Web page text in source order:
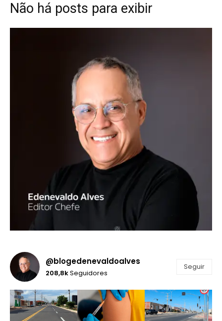
Não há posts para exibir
@blogedenevaldoalves
208,8kSeguidores
Seguir